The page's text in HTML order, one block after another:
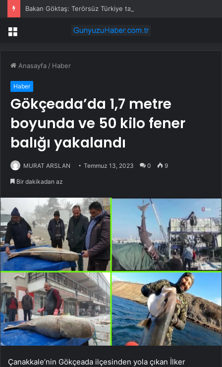
Bakan Göktaş: Terörsüz Türkiye tarihi bir adımdır
Menü
Anasayfa / Haber
Haber
Gökçeada’da 1,7 metre
boyunda ve 50 kilo fener
balığı yakalandı
MURAT ARSLAN Temmuz 13, 2023 0 9
Bir dakikadan az
Çanakkale’nin Gökçeada ilçesinden yola çıkan İlker